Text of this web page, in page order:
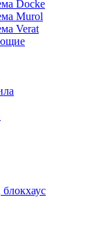
Docke
Murol
Verat